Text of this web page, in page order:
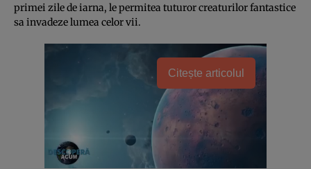
primei zile de iarna, le permitea tuturor creaturilor fantastice
sa invadeze lumea celor vii.
Citește articolul